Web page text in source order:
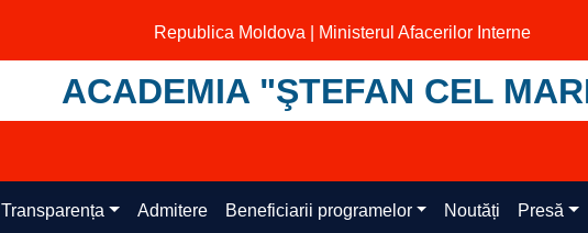
Republica Moldova | Ministerul Afacerilor Interne
ACADEMIA "ŞTEFAN CEL
Transparența Admitere Beneficiarii programelor Noutăți Presă